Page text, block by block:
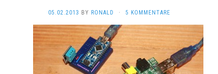
05.02.2013 BY RONALD · 5 KOMMENTARE